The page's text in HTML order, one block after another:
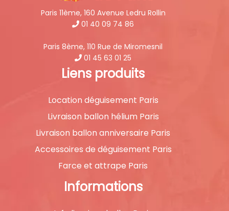
Paris 11ème, 160 Avenue Ledru Rollin
01 40 09 74 86
Paris 8ème, 110 Rue de Miromesnil
01 45 63 01 25
Liens produits
Location déguisement Paris
Livraison ballon hélium Paris
Livraison ballon anniversaire Paris
Accessoires de déguisement Paris
Farce et attrape Paris
Informations